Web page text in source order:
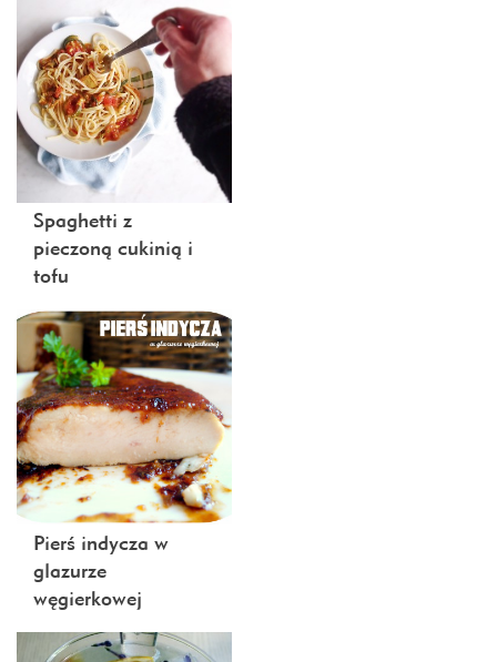
Spaghetti z
pieczoną cukinią i
tofu
Pierś indycza w
glazurze
węgierkowej